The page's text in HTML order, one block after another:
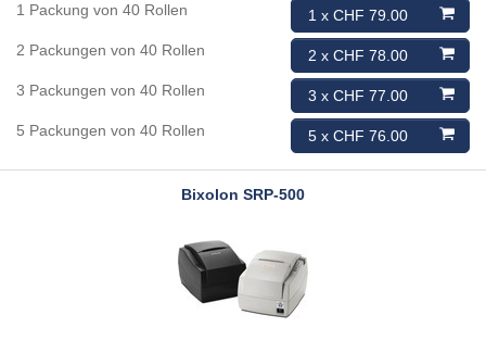
1 x CHF 79.00
1 Packung von 40 Rollen
2 x CHF 78.00
2 Packungen von 40 Rollen
3 x CHF 77.00
3 Packungen von 40 Rollen
5 x CHF 76.00
5 Packungen von 40 Rollen
Bixolon SRP-500